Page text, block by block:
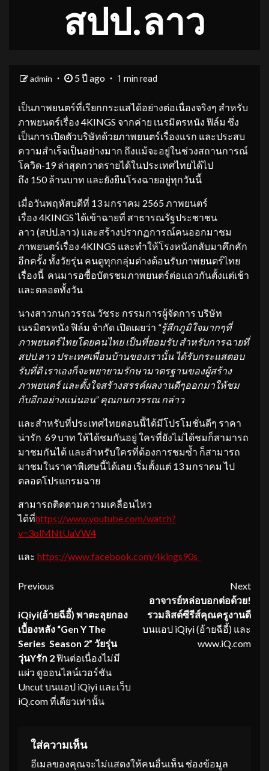
สปป.ลาว
admin 5 ปี ago 1 min read
เป็นภาพยนตร์ที่เรียกกระแสได้อย่างต่อเนื่องจริงๆ สำหรับ
ภาพยนตร์เรื่อง 4KINGS จากค่าย เนรมิตรหนัง ฟิล์ม ซึ่ง
เป็นการเปิดตัวบริษัทด้วยภาพยนตร์เรื่องแรก และประสบ
ความสำเร็จเป็นอย่างมาก ถึงแม้จะอยู่ในช่วงสถานการณ์
โควิด-19 ล่าสุดกวาดรายได้ในประเทศไทยได้ไป
ถึง 150 ล้านบาท และยังยืนโรงฉายอยู่ทุกวันนี้
เมื่อวันพฤหัสบดีที่ 13 มกราคม 2565 ภาพยนตร์
เรื่อง 4KINGS ได้เข้าฉายที่ สาธารณรัฐประชาชน
ลาว (สปป.ลาว) และสร้างปรากฏการณ์คนออกมาชม
ภาพยนตร์เรื่อง 4KINGS และทำให้โรงหนังกลับมาคึกคัก
อีกครั้ง ทั้งวัยรุ่น คนดูทุกกลุ่มต่างต้อนรับภาพยนตร์ไทย
เรื่องนี้ คนมารอซื้อบัตรชมภาพยนตร์ต่อแถวกันตั้งแต่เช้า
และตลอดทั้งวัน
นางสาวกนกวรรณ วัชระ กรรมการผู้จัดการ บริษัท
เนรมิตรหนัง ฟิล์ม จำกัด เปิดเผยว่า “รู้สึกภูมิใจมากๆที่
ภาพยนตร์ไทยโดยคนไทย เป็นที่ยอมรับ สำหรับการฉายที่
สปป.ลาว ประเทศเพื่อนบ้านของเรานั้น ได้รับกระแสตอบ
รับที่ดี เราเองก็จะพยายามรักษามาตรฐานของผู้สร้าง
ภาพยนตร์ และตั้งใจสร้างสรรค์ผลงานดีๆออกมาให้ชม
กับอีกอย่างแน่นอน” คุณกนกวรรณ กล่าว
และสำหรับที่ประเทศไทยตอนนี้ได้มีโปรโมชั่นดีๆ ราคา
น่ารัก 69 บาท ให้ได้ชมกันอยู่ ใครที่ยังไม่ได้ชมก็สามารถ
มาชมกันได้ และสำหรับใครที่ต้องการชมซ้ำ ก็สามารถ
มาชมในราคาพิเศษนี้ได้เลย เริ่มตั้งแต่ 13 มกราคม ไป
ตลอดโปรแกรมฉาย
สามารถติดตามความเคลื่อนไหว
ได้ที่https://www.youtube.com/watch?
v=3olMNtUaVW4
และ https://www.facebook.com/4kings90s
Continue
Reading
Previous
iQiyi(อ้ายฉีอี้) พาตะลุยกอง
เบื้องหลัง “Gen Y The
Series Season 2” วัยรุ่น
วุ่นYรัก 2ฟินต่อเนื่องไม่มี
แผ่ว ดูออนไลน์เวอร์ชัน
Uncut บนแอป iQiyi และเว็บ
iQ.com ที่เดียวเท่านั้น
Next
อาจารย์หล่อบอกต่อด้วย!
รวมลิสต์ซีรีส์คุณครูงานดี
บนแอป iQiyi (อ้ายฉีอี้) และ
www.iQ.com
ใส่ความเห็น
อีเมลของคุณจะไม่แสดงให้คนอื่นเห็น ช่องข้อมูล